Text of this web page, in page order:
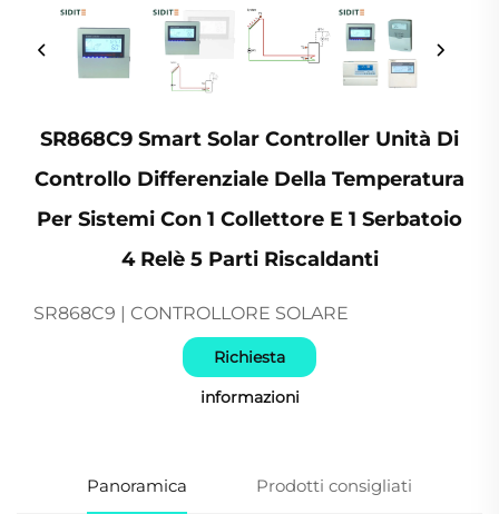
SR868C9 Smart Solar Controller Unità Di
Controllo Differenziale Della Temperatura
Per Sistemi Con 1 Collettore E 1 Serbatoio
4 Relè 5 Parti Riscaldanti
SR868C9 | CONTROLLORE SOLARE
Richiesta
informazioni
Panoramica Prodotti consigliati